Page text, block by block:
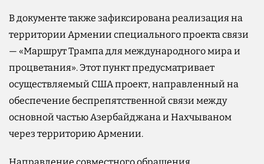
В документе также зафиксирована реализация на
территории Армении специального проекта связи
— «Маршрут Трампа для международного мира и
процветания». Этот пункт предусматривает
осуществляемый США проект, направленный на
обеспечение беспрепятственной связи между
основной частью Азербайджана и Нахчываном
через территорию Армении.